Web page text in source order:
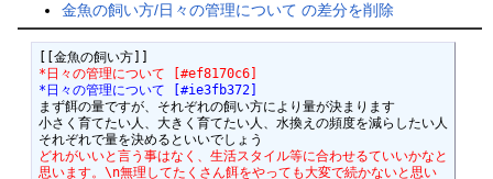
金魚の飼い方/日々の管理について の差分を削除
*日々の管理について [#ef8170c6]
*日々の管理について [#ie3fb372]
まず餌の量ですが、それぞれの飼い方により量が決まります
小さく育てたい人、大きく育てたい人、水換えの頻度を減らしたい人
どれがいいと言う事はなく、生活スタイル等に合わせるていいかなと
思います。\n無理してたくさん餌をやっても大変で続かないと思い